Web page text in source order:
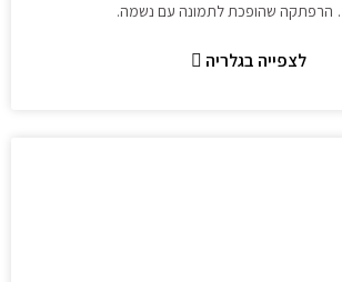
הרפתקה שהופכת לתמונה עם נשמה.
לצפייה בגלריה